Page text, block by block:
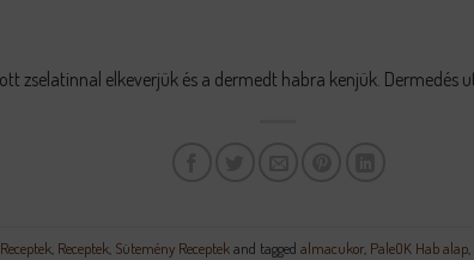
zselatinnal elkeverjük és a dermedt habra kenjük. Dermedés
, Receptek, Sütemény Receptekand tagged almacukor, PaleOK Hab alap,